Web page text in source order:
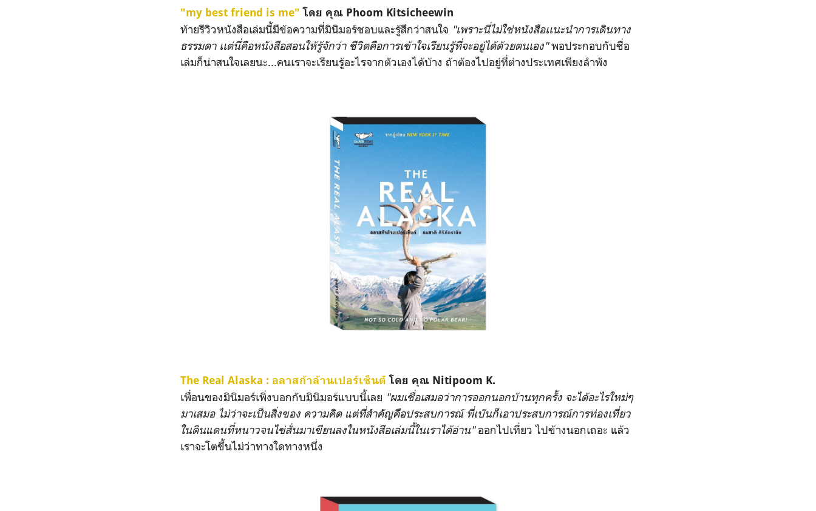
"my best friend is me" โดย คุณ Phoom Kitsicheewin
ท้ายรีวิวหนังสือเล่มนี้มีข้อความที่มินิมอร์ชอบและรู้สึกว่าสนใจ "เพราะนี่ไม่ใช่หนังสือเเนะนําการเดินทาง
ธรรมดา เเต่นี่คือหนังสือสอนให้รู้จักว่า ชีวิตคือการเข้าใจเรียนรู้ที่จะอยู่ได้ด้วยตนเอง"พอประกอบกับชื่อ
เล่มก็น่าสนใจเลยนะ...คนเราจะเรียนรู้อะไรจากตัวเองได้บ้าง ถ้าต้องไปอยู่ที่ต่างประเทศเพียงลำพัง
The Real Alaska : อลาสก้าล้านเปอร์เซ็นต์โดย คุณ Nitipoom K.
เพื่อนของมินิมอร์เพิ่งบอกกับมินิมอร์แบบนี้เลย "ผมเชื่อเสมอว่าการออกนอกบ้านทุกครั้ง จะได้อะไรใหม่ๆ
มาเสมอ ไม่ว่าจะเป็นสิ่งของ ความคิด แต่ที่สำคัญคือประสบการณ์ พี่เบ๊นก็เอาประสบการณ์การท่องเที่ยว
ในดินแดนที่หนาวจนไข่สั่นมาเขียนลงในหนังสือเล่มนี้ในเราได้อ่าน"ออกไปเที่ยว ไปข้างนอกเถอะ แล้ว
เราจะโตขึ้นไม่ว่าทางใดทางหนึ่ง